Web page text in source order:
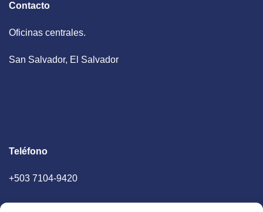
Contacto
Oficinas centrales.
San Salvador, El Salvador
Teléfono
+503 7104-9420